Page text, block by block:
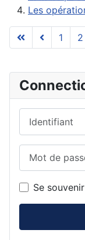
Les
1 2
Se